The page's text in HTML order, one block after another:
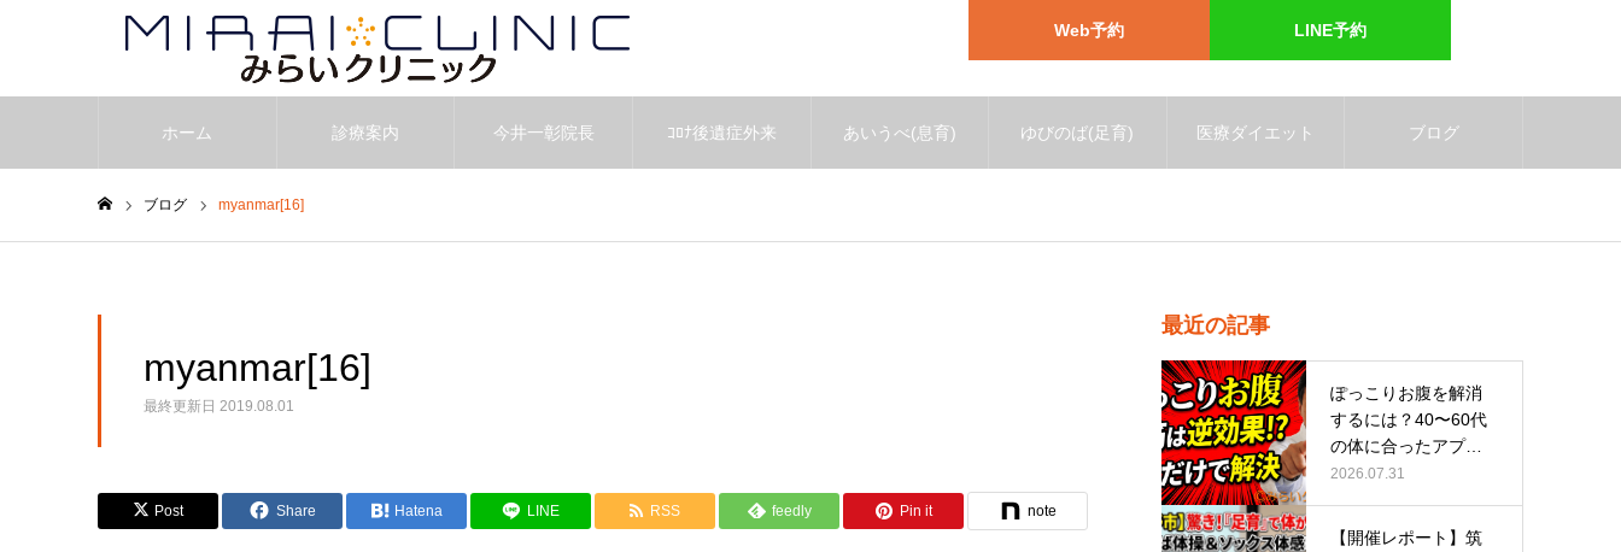
Web予約 LINE予約
ホーム 診療案内 今井一彰院長 ｺﾛﾅ後遺症外来 あいうべ(息育) ゆびのば(足育) 医療ダイエット ブログ
ブログ myanmar[16]
myanmar[16]
最終更新日 2019.08.01
Post Share Hatena LINE RSS feedly Pin it note
最近の記事
ぽっこりお腹を解消
するには？40〜60代
の体に合ったアプロ
ーチ
2026.07.31
【開催レポート】筑